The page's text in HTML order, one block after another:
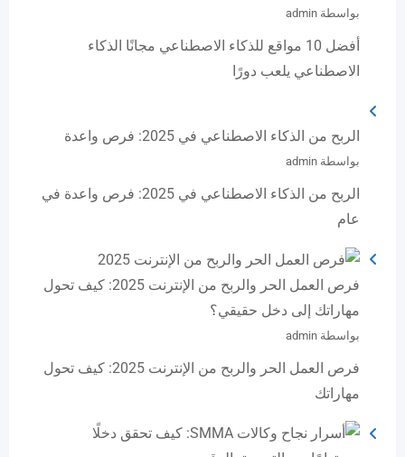
بواسطة admin
أفضل 10 مواقع للذكاء الاصطناعي مجانًا الذكاء
الاصطناعي يلعب دورًا
الربح من الذكاء الاصطناعي في 2025: فرص واعدة
بواسطة admin
الربح من الذكاء الاصطناعي في 2025: فرص واعدة في
عام
فرص العمل الحر والربح من الإنترنت 2025: كيف تحول
مهاراتك إلى دخل حقيقي؟
بواسطة admin
فرص العمل الحر والربح من الإنترنت 2025: كيف تحول
مهاراتك